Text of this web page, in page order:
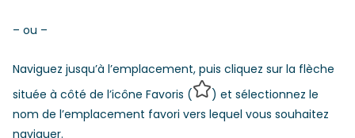
– ou –
Naviguez jusqu’à l’emplacement, puis cliquez sur la flèche
située à côté de l’icône Favoris (
) et sélectionnez le
nom de l’emplacement favori vers lequel vous souhaitez
naviguer.